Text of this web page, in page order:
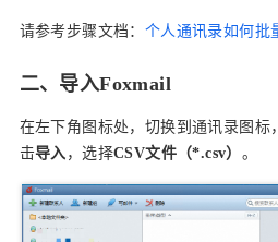
请参考步骤文档： 个人通讯录如何批
二、导入Foxmail
在左下角图标处，切换到通讯录图标
击导入 ，选择CSV文件（*.csv） 。